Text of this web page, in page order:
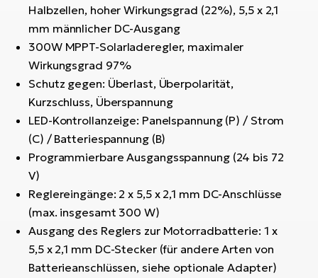
Halbzellen, hoher Wirkungsgrad (22%), 5,5 x 2,1
mm männlicher DC-Ausgang
300W MPPT-Solarladeregler, maximaler
Wirkungsgrad 97%
Schutz gegen: Überlast, Überpolarität,
Kurzschluss, Überspannung
LED-Kontrollanzeige: Panelspannung (P) / Strom
(C) / Batteriespannung (B)
Programmierbare Ausgangsspannung (24 bis 72
V)
Reglereingänge: 2 x 5,5 x 2,1 mm DC-Anschlüsse
(max. insgesamt 300 W)
Ausgang des Reglers zur Motorradbatterie: 1 x
5,5 x 2,1 mm DC-Stecker (für andere Arten von
Batterieanschlüssen, siehe optionale Adapter)